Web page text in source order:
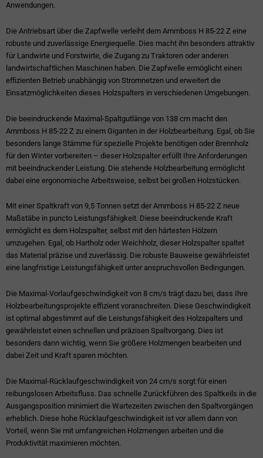
Anwendungen.
Die Antriebsart über die Zapfwelle verleiht dem Ammboss H 85-22 Z eine
robuste und zuverlässige Energiequelle. Dies macht ihn besonders attraktiv
für Landwirte und Forstwirte, die Zugang zu Traktoren oder anderen
landwirtschaftlichen Maschinen haben. Die Zapfwelle ermöglicht einen
effizienten Betrieb unabhängig von Stromnetzen und erweitert die
Einsatzmöglichkeiten dieses Holzspalters in verschiedenen Umgebungen.
Die beeindruckende Maximal-Spaltgutlänge von 138 cm macht den
Ammboss H 85-22 Z zu einem Giganten in der Holzbearbeitung. Egal, ob Sie
besonders lange Stämme für spezielle Projekte benötigen oder Brennholz
für den Winter vorbereiten – dieser Holzspalter erfüllt Ihre Anforderungen
mit beeindruckender Leistung. Die stehende Holzbearbeitung ermöglicht
dabei eine ergonomische Arbeitsweise, selbst bei großen Holzstücken.
Mit einer Spaltkraft von 9,5 Tonnen setzt der Ammboss H 85-22 Z neue
Maßstäbe in puncto Leistungsfähigkeit. Diese beeindruckende Kraft
ermöglicht es dem Holzspalter, selbst mit den härtesten Hölzern
umzugehen. Egal, ob Hartholz oder Weichholz, dieser Holzspalter spaltet
das Material präzise und zuverlässig. Die robuste Bauweise gewährleistet
eine langfristige Leistungsfähigkeit unter anspruchsvollen Bedingungen.
Die Maximal-Vorlaufgeschwindigkeit von 8 cm/s trägt dazu bei, dass Ihre
Holzbearbeitungsprojekte effizient voranschreiten. Diese Geschwindigkeit
ist optimal abgestimmt auf die Leistungsfähigkeit des Holzspalters und
gewährleistet einen schnellen und präzisen Spaltvorgang. Dies ist
besonders dann wichtig, wenn Sie größere Holzmengen bearbeiten und
dabei Zeit und Kraft sparen möchten.
Die Maximal-Rücklaufgeschwindigkeit von 24 cm/s sorgt für einen
reibungslosen Arbeitsfluss. Das schnelle Zurückführen des Spaltkeils in die
Ausgangsposition minimiert die Wartezeiten zwischen den Spaltvorgängen
erheblich. Diese hohe Rücklaufgeschwindigkeit ist vor allem dann von
Vorteil, wenn Sie mit umfangreichen Holzmengen arbeiten und die
Produktivität maximieren möchten.